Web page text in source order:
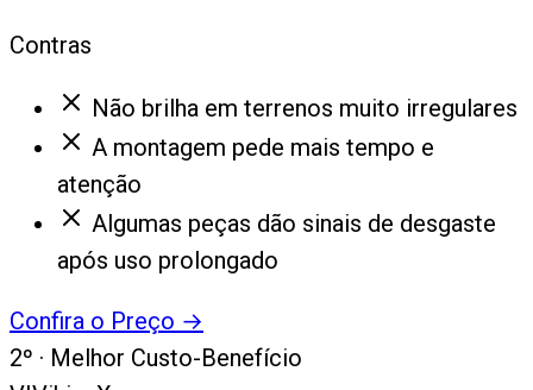
Contras
Não brilha em terrenos muito irregulares
A montagem pede mais tempo e
atenção
Algumas peças dão sinais de desgaste
após uso prolongado
Confira o Preço →
2º · Melhor Custo-Benefício